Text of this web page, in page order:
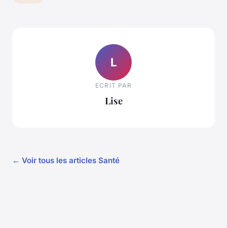
L
ECRIT PAR
Lise
← Voir tous les articles Santé